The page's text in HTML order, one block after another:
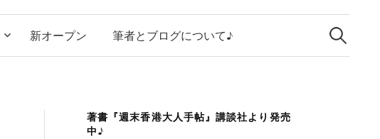
新オープン 筆者とブログについて♪
検
索:
著書『週末香港大人手帖』講談社より発売
中♪